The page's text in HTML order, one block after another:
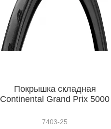
Покрышка складная
Continental Grand Prix 5000
7403-25